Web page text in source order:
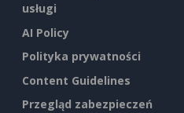
usługi
AI Policy
Polityka prywatności
Content Guidelines
Przegląd zabezpieczeń